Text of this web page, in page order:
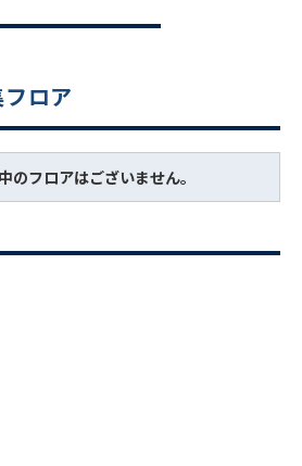
ロア
のフロアはございません。